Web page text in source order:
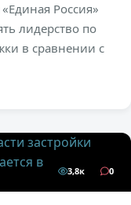
Россия»
лидерство по
в сравнении с
3,8к 0